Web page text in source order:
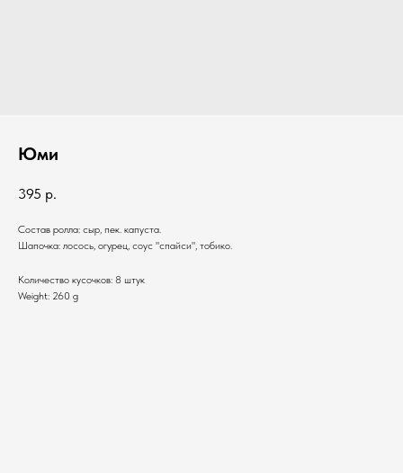
Юми
395 р.
Состав ролла: сыр, пек. капуста.
Шапочка: лосось, огурец, соус "спайси", тобико.
Количество кусочков: 8 штук
Weight: 260 g